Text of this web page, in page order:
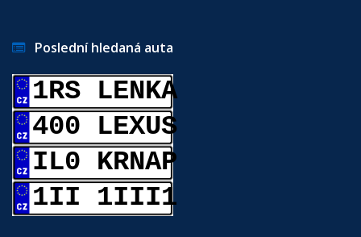
Poslední hledaná auta
1RS LENKA
400 LEXUS
IL0 KRNAP
1II 1III1